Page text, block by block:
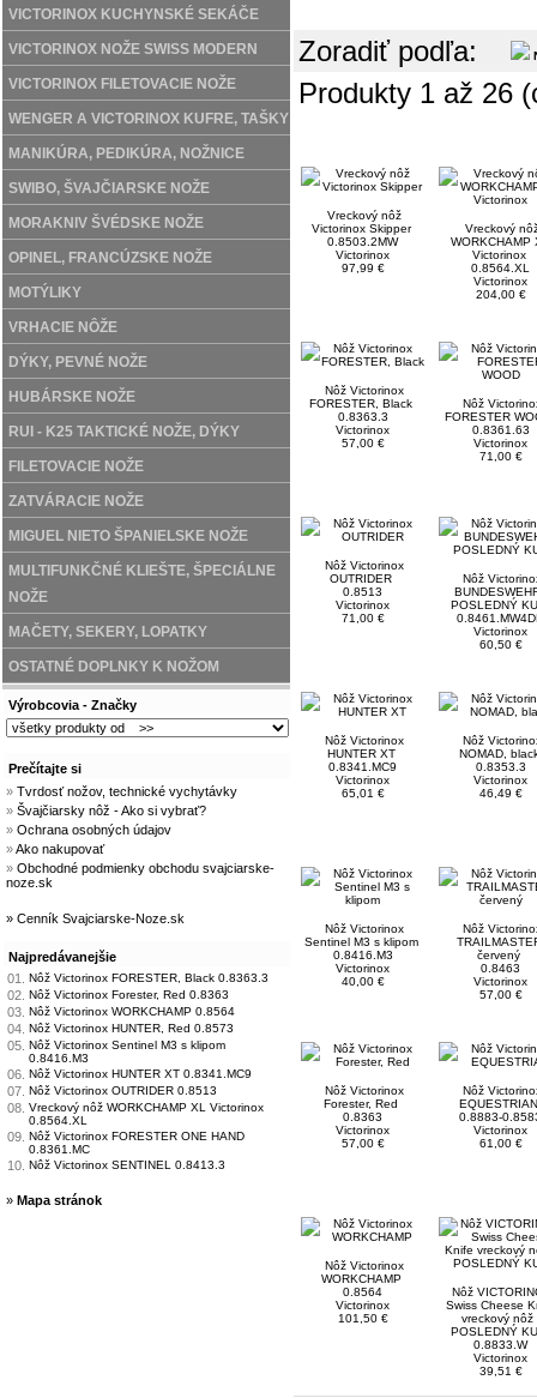
VICTORINOX KUCHYNSKÉ SEKÁČE
VICTORINOX NOŽE SWISS MODERN
VICTORINOX FILETOVACIE NOŽE
WENGER A VICTORINOX KUFRE, TAŠKY
MANIKÚRA, PEDIKÚRA, NOŽNICE
SWIBO, ŠVAJČIARSKE NOŽE
MORAKNIV ŠVÉDSKE NOŽE
OPINEL, FRANCÚZSKE NOŽE
MOTÝLIKY
VRHACIE NÔŽE
DÝKY, PEVNÉ NOŽE
HUBÁRSKE NOŽE
RUI - K25 TAKTICKÉ NOŽE, DÝKY
FILETOVACIE NOŽE
ZATVÁRACIE NOŽE
MIGUEL NIETO ŠPANIELSKE NOŽE
MULTIFUNKČNÉ KLIEŠTE, ŠPECIÁLNE
NOŽE
MAČETY, SEKERY, LOPATKY
OSTATNÉ DOPLNKY K NOŽOM
Výrobcovia - Značky
Prečítajte si
» Tvrdosť nožov, technické vychytávky
» Švajčiarsky nôž - Ako si vybrať?
» Ochrana osobných údajov
»Ako nakupovať
» Obchodné podmienky obchodu svajciarske-
noze.sk
» Cenník Svajciarske-Noze.sk
Najpredávanejšie
01.
Nôž Victorinox FORESTER, Black 0.8363.3
02. Nôž Victorinox Forester, Red 0.8363
03. Nôž Victorinox WORKCHAMP 0.8564
04. Nôž Victorinox HUNTER, Red 0.8573
05. Nôž Victorinox Sentinel M3 s klipom
0.8416.M3
06. Nôž Victorinox HUNTER XT 0.8341.MC9
07. Nôž Victorinox OUTRIDER 0.8513
08. Vreckový nôž WORKCHAMP XL Victorinox
0.8564.XL
09. Nôž Victorinox FORESTER ONE HAND
0.8361.MC
10. Nôž Victorinox SENTINEL 0.8413.3
» Mapa stránok
Zoradiť podľa:
Produkty 1 až 26
Vreckový nôž
Victorinox Skipper
0.8503.2MW
Victorinox
97,99 €
Vreckový
WORKCHAMP
Victorinox
0.8564.XL
Victorinox
204,00 €
Nôž Victorinox
FORESTER, Black
0.8363.3
Victorinox
57,00 €
Nôž
FORESTER
0.8361.63
Victorinox
71,00 €
Nôž Victorinox
OUTRIDER
0.8513
Victorinox
71,00 €
Nôž
POSLEDNÝ
Victorinox
60,50 €
Nôž Victorinox
HUNTER XT
0.8341.MC9
Victorinox
65,01 €
Nôž
NOMAD,
0.8353.3
Victorinox
46,49 €
Nôž Victorinox
Sentinel M3 s klipom
0.8416.M3
Victorinox
40,00 €
Nôž
červený
0.8463
Victorinox
57,00 €
Nôž Victorinox
Forester, Red
0.8363
Victorinox
57,00 €
Nôž
EQUESTRIAN
0.8883-
Victorinox
61,00 €
Nôž Victorinox
WORKCHAMP
0.8564
Victorinox
101,50 €
Nôž
Swiss Cheese
vreckový nôž
POSLEDNÝ
0.8833.W
Victorinox
39,51 €